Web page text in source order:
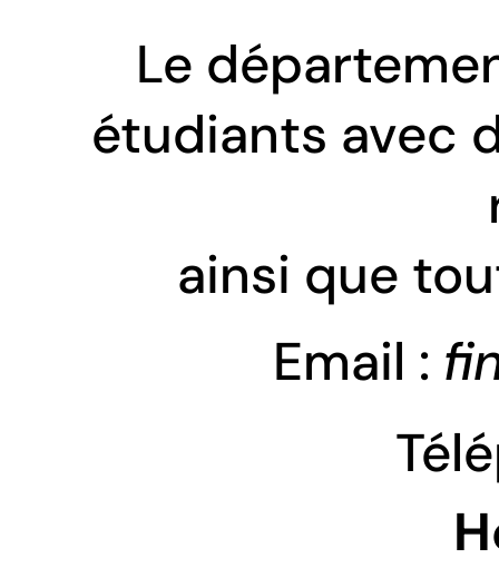
Le
étudiants avec
ainsi que
Email :